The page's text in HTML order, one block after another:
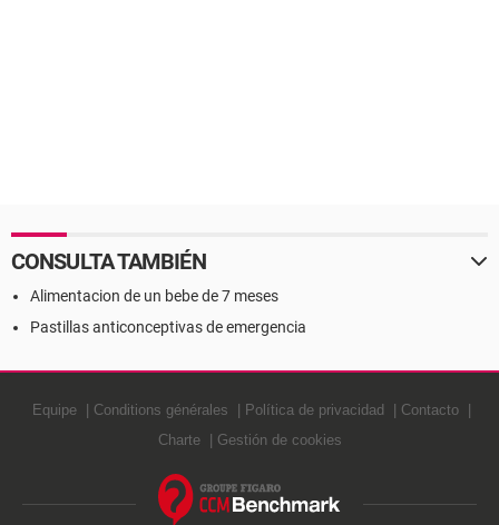
CONSULTA TAMBIÉN
Alimentacion de un bebe de 7 meses
Pastillas anticonceptivas de emergencia
Equipe Conditions générales Política de privacidad
Contacto
Charte
Gestión de cookies